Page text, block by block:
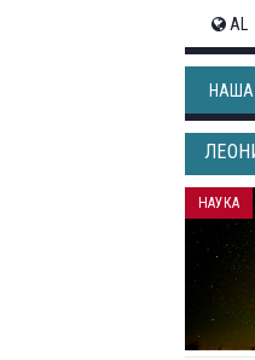
AL
НАША
НАУКА